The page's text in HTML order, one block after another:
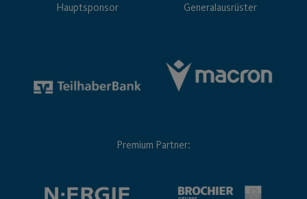
Hauptsponsor Generalausrüster
Premium Partner: